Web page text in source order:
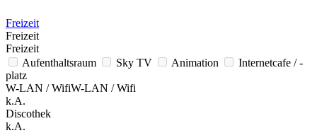
Freizeit
Freizeit
Freizeit
Aufenthaltsraum
Sky TV Animation
Internetcafe / -
platz
W-LAN / WifiW-LAN / Wifi
k.A.
Discothek
k.A.